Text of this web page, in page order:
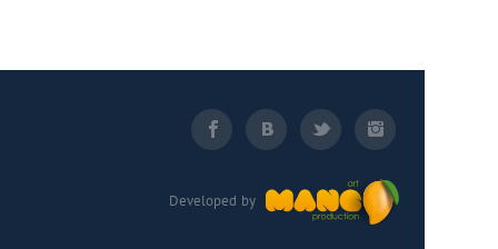
Developed by